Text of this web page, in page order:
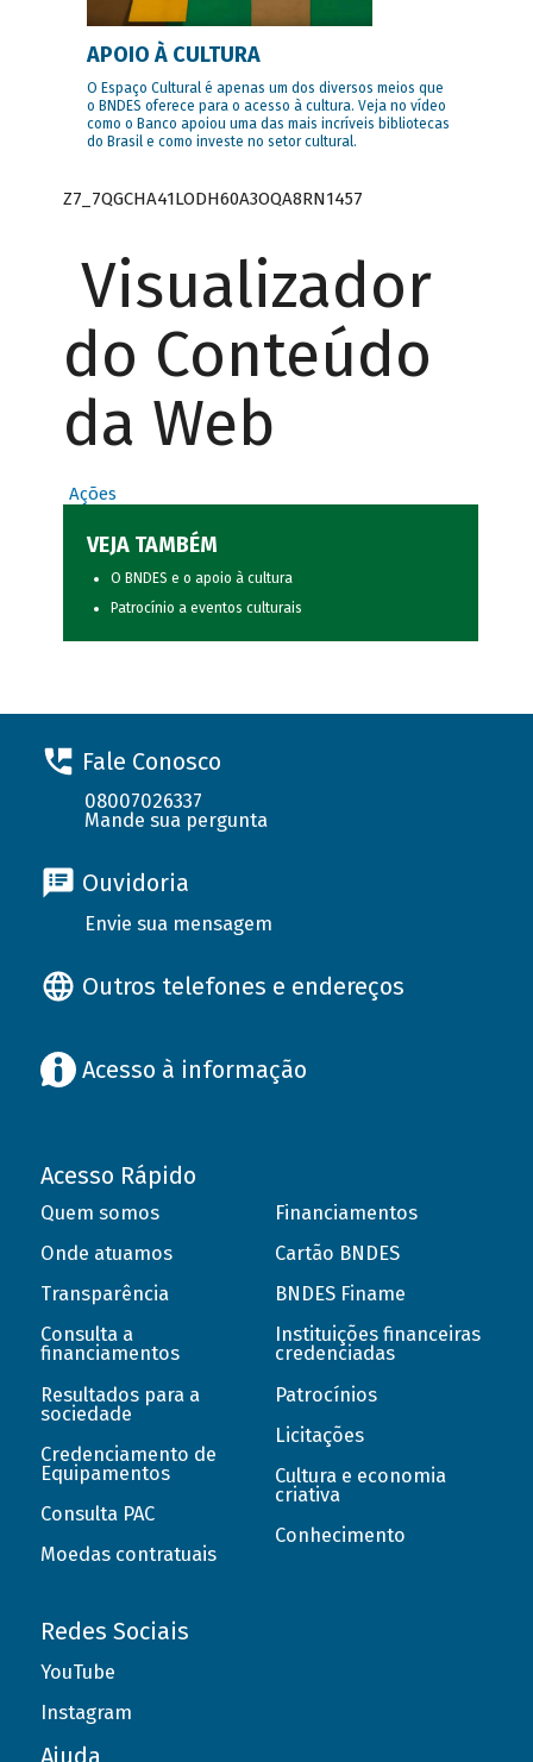
APOIO À CULTURA
O Espaço Cultural é apenas um dos diversos meios que
o BNDES oferece para o acesso à cultura. Veja no vídeo
como o Banco apoiou uma das mais incríveis bibliotecas
do Brasil e como investe no setor cultural.
Z7_7QGCHA41LODH60A3OQA8RN1457
Visualizador
do Conteúdo
da Web
Ações
VEJA TAMBÉM
O BNDES e o apoio à cultura
Patrocínio a eventos culturais
Fale Conosco
08007026337
Mande sua pergunta
Ouvidoria
Envie sua mensagem
Outros telefones e endereços
Acesso à informação
Acesso Rápido
Quem somos
Onde atuamos
Transparência
Consulta a
financiamentos
Resultados para a
sociedade
Credenciamento de
Equipamentos
Consulta PAC
Moedas contratuais
Financiamentos
Cartão BNDES
BNDES Finame
Instituições financeiras
credenciadas
Patrocínios
Licitações
Cultura e economia
criativa
Conhecimento
Redes Sociais
YouTube
Instagram
Ajuda